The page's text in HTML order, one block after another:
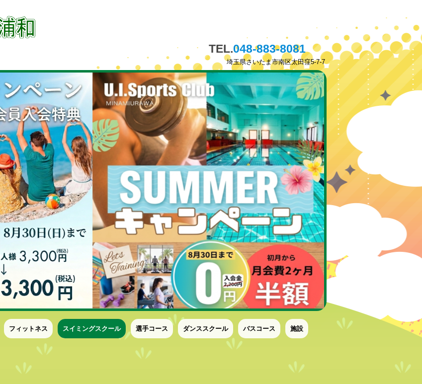
TEL.048-883-8081
埼玉県さいたま市南区太田窪5-7-7
フィットネス スイミングスクール 選手コース ダンススクール バスコース 施設